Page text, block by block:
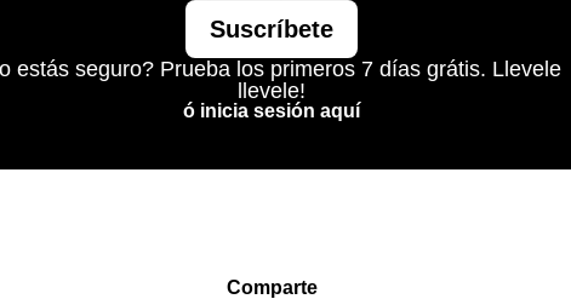
Suscríbete
estás seguro? Prueba los primeros 7 días grátis. Llevele
llevele!
ó inicia sesión aquí
Comparte